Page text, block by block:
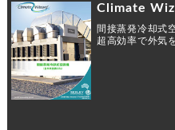
Climate
間接蒸発冷却式
超高効率で外気